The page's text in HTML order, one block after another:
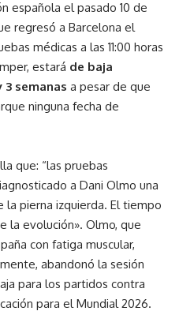
española el pasado 10 de
regresó a Barcelona el
médicas a las 11:00 horas
estará de baja
semanas a pesar de que
ninguna fecha de
que: “las pruebas
a Dani Olmo una
la pierna izquierda. El tiempo
la evolución». Olmo, que
con fatiga muscular,
abandonó la sesión
para los partidos contra
para el Mundial 2026.